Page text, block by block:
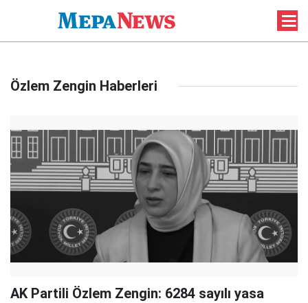
Özlem Zengin Haberleri
AK Partili Özlem Zengin: 6284 sayılı yasa